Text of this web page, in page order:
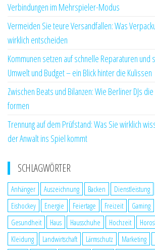
Verbindungen im Mehrspieler-Modus
Vermeiden Sie teure Versandfallen: Was
wirklich entscheiden
Kommunen setzen auf schnelle Reparaturen und
Umwelt und Budget – ein Blick hinter die Kulissen
Zwischen Beats und Bilanzen: Wie Berliner DJs
formen
Trennung auf dem Prüfstand: Was Sie wirklich
der Anwalt ins Spiel kommt
SCHLAGWÖRTER
Anhänger Auszeichnung Backen Dienstleistung
Eishockey
Energie Feiertage Freizeit Gaming
Gesundheit
Haus Hausschuhe Hochzeit
Kleidung
Landwirtschaft Lärmschutz Marketing